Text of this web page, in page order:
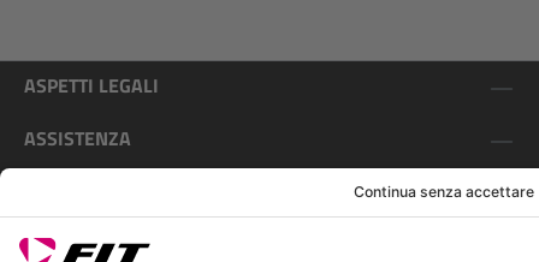
ASPETTI LEGALI
ASSISTENZA